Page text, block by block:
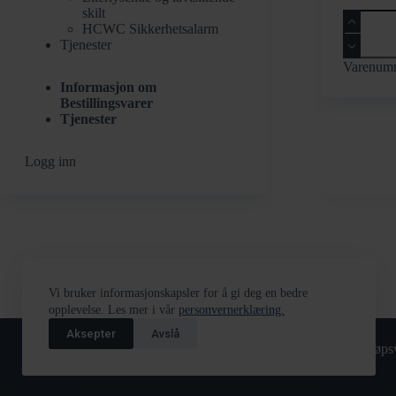
Vi bruker informasjonskapsler for å gi deg en bedre
opplevelse. Les mer i vår personvernerklæring.
Aksepter
Avslå
til
himling
for
LC3
skilt
HCWC Sikkerhetsalarm
Tjenester
Informasjon om
Bestillingsvarer
Tjenester
Logg inn